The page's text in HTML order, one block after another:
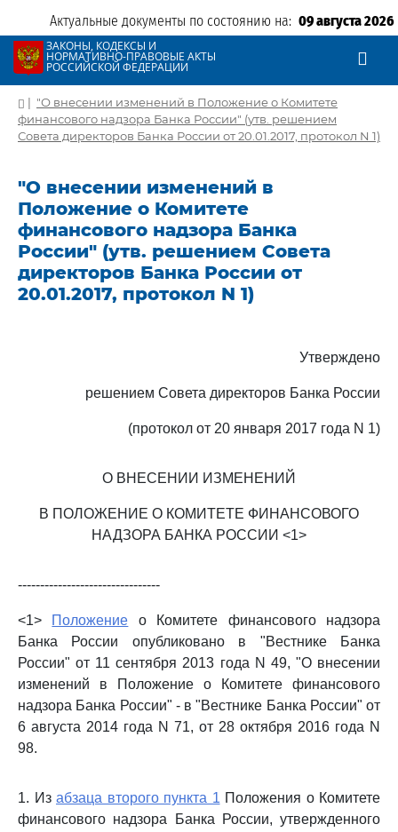
Актуальные документы по состоянию на: 09 августа 2026
ЗАКОНЫ, КОДЕКСЫ И
НОРМАТИВНО-ПРАВОВЫЕ АКТЫ
РОССИЙСКОЙ ФЕДЕРАЦИИ
| "О внесении изменений в Положение о Комитете
финансового надзора Банка России" (утв. решением
Совета директоров Банка России от 20.01.2017, протокол N 1)
"О внесении изменений в
Положение о Комитете
финансового надзора Банка
России" (утв. решением Совета
директоров Банка России от
20.01.2017, протокол N 1)
Утверждено
решением Совета директоров Банка России
(протокол от 20 января 2017 года N 1)
О ВНЕСЕНИИ ИЗМЕНЕНИЙ
В ПОЛОЖЕНИЕ О КОМИТЕТЕ ФИНАНСОВОГО
НАДЗОРА БАНКА РОССИИ <1>
--------------------------------
<1> Положение о Комитете финансового надзора
Банка России опубликовано в "Вестнике Банка
России" от 11 сентября 2013 года N 49, "О внесении
изменений в Положение о Комитете финансового
надзора Банка России" - в "Вестнике Банка России" от
6 августа 2014 года N 71, от 28 октября 2016 года N
98.
1. Из абзаца второго пункта 1 Положения о Комитете
финансового надзора Банка России, утвержденного